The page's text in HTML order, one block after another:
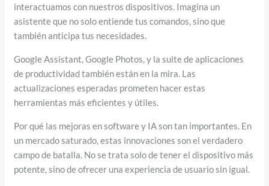
interactuamos con nuestros dispositivos. Imagina un
asistente que no solo entiende tus comandos, sino que
también anticipa tus necesidades.
Google Assistant, Google Photos, y la suite de aplicaciones
de productividad también están en la mira. Las
actualizaciones esperadas prometen hacer estas
herramientas más eficientes y útiles.
Por qué las mejoras en software y IA son tan importantes. En
un mercado saturado, estas innovaciones son el verdadero
campo de batalla. No se trata solo de tener el dispositivo más
potente, sino de ofrecer una experiencia de usuario sin igual.